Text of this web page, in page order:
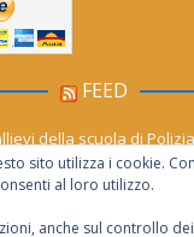
FEED
della scuola di
le stelle per tutto agosto.
sito utilizza i cookie.
al loro utilizzo.
anche sul controllo